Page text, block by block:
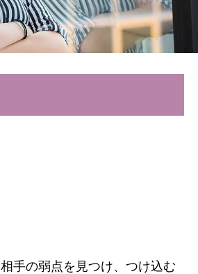
手の弱点を見つけ、つけ込む